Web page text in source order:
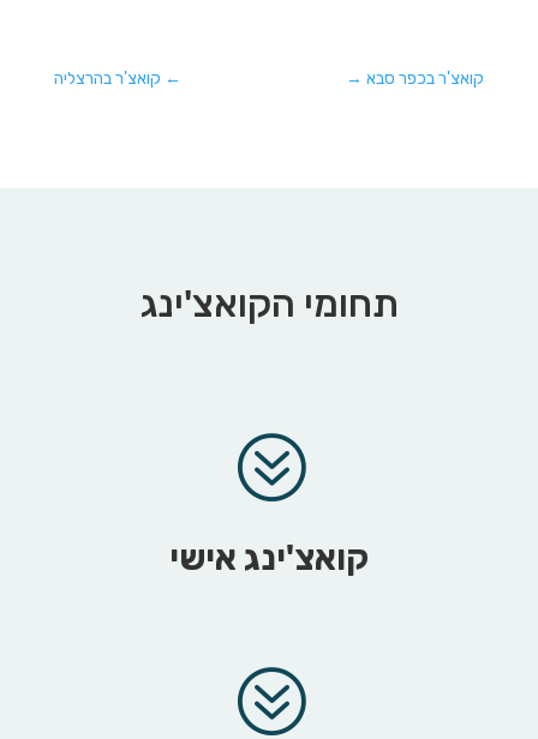
← קואצ'ר בהרצליה קואצ'ר בכפר סבא→
תחומי הקואצ'ינג
?
קואצ'ינג אישי
?